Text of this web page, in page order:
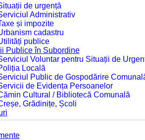
de urgență
Administrativ
și impozite
cadastru
publice
Publice în Subordine
Voluntar pentru Situații de
Locală
Public de Gospodărire
de Evidența Persoanelor
Cultural / Bibliotecă Comunală
Grădinițe, Școli